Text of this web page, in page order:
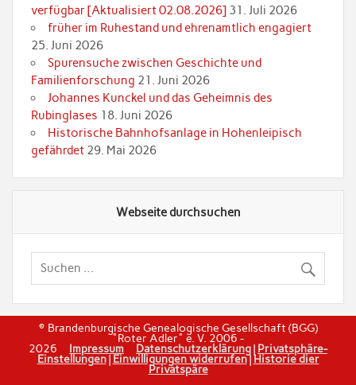
verfügbar [Aktualisiert 02.08.2026] 31. Juli 2026
früher im Ruhestand und ehrenamtlich engagiert
25. Juni 2026
Spurensuche zwischen Geschichte und
Familienforschung 21. Juni 2026
Johannes Kunckel und das Geheimnis des
Rubinglases 18. Juni 2026
Historische Bahnhofsanlage in Hohenleipisch
gefährdet 29. Mai 2026
Webseite durchsuchen
© Brandenburgische Genealogische Gesellschaft (BGG)
"Roter Adler" e. V. 2006 -
2026 Impressum Datenschutzerklärung| Privatsphäre-
Einstellungen| Einwilligungen widerrufen|Historie dier
Privatspäre